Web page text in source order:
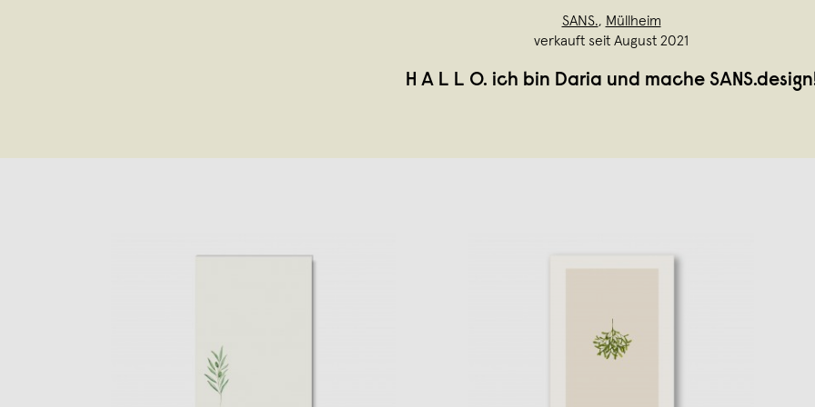
SANS., Müllheim
verkauft seit August 2021
H A L L O. ich bin Daria und mache